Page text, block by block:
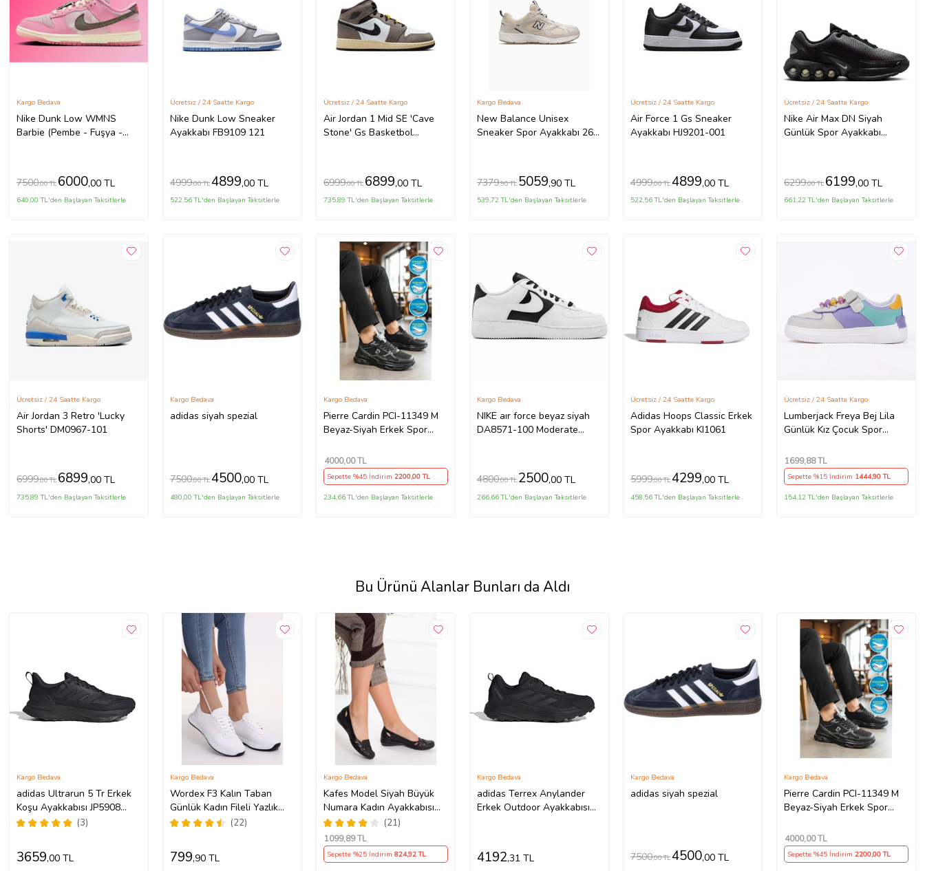
Nike Dunk Low WMNS
Barbie (Pembe - Fuşya -
Kargo Bedava
7500,00 TL 6000,00 TL
640,00 TL'den Başlayan Taksitlerle
Nike Dunk Low Sneaker
Ayakkabı FB9109 121
Ücretsiz / 24 Saatte Kargo
4999,00 TL4899,00 TL
522,56 TL'den Başlayan Taksitlerle
Air Jordan 1 Mid SE 'Cave
Stone' Gs Basketbol
Ücretsiz / 24 Saatte Kargo
6999,00 TL 6899,00 TL
735,89 TL'den Başlayan Taksitlerle
New Balance Unisex
Sneaker Spor Ayakkabı 26y
Kargo Bedava
7379,90 TL 5059,90 TL
539,72 TL'den Başlayan Taksitlerle
Air Force 1 Gs Sneaker
Ayakkabı HJ9201-001
Ücretsiz / 24 Saatte Kargo
4999,00 TL4899,00 TL
522,56 TL'den Başlayan Taksitlerle
Nike Air Max DN Siyah
Günlük Spor Ayakkabı
Ücretsiz / 24 Saatte Kargo
6299,00 TL 6199,00 TL
661,22 TL'den Başlayan Taksitlerle
Air Jordan 3 Retro 'Lucky
Shorts' DM0967-101
Ücretsiz / 24 Saatte Kargo
6999,00 TL 6899,00 TL
735,89 TL'den Başlayan Taksitlerle
adidas siyah spezial
Kargo Bedava
7500,00 TL4500,00 TL
480,00 TL'den Başlayan Taksitlerle
Pierre Cardin PCI-11349 M
Beyaz-Siyah Erkek Spor
Kargo Bedava
4000,00 TL
Sepette %45 İndirim 2200,00 TL
234,66 TL'den Başlayan Taksitlerle
NIKE aır force beyaz siyah
DA8571-100 Moderate
Kargo Bedava
4800,00 TL 2500,00 TL
266,66 TL'den Başlayan Taksitlerle
Adidas Hoops Classic Erkek
Spor Ayakkabı KI1061
Ücretsiz / 24 Saatte Kargo
5999,00 TL4299,00 TL
458,56 TL'den Başlayan Taksitlerle
Lumberjack Freya Bej Lila
Günlük Kız Çocuk Spor
Ücretsiz / 24 Saatte Kargo
1699,88 TL
Sepette %15 İndirim 1444,90 TL
154,12 TL'den Başlayan Taksitlerle
Bu Ürünü Alanlar Bunları da Aldı
adidas Ultrarun 5 Tr Erkek
Koşu Ayakkabısı JP5908
Siyah
(3)
Kargo Bedava
3659,00 TL
Wordex F3 Kalın Taban
Günlük Kadın Fileli Yazlık
Sneaker Spor Ayakkabı
(22)
Kargo Bedava
799,90 TL
Kafes Model Siyah Büyük
Numara Kadın Ayakkabısı
Günlük
(21)
Kargo Bedava
1099,89 TL
Sepette %25 İndirim 824,92 TL
adidas Terrex Anylander
Erkek Outdoor Ayakkabısı
Kargo Bedava
4192,31 TL
adidas siyah spezial
Kargo Bedava
7500,00 TL4500,00 TL
Pierre Cardin PCI-11349 M
Beyaz-Siyah Erkek Spor
Kargo Bedava
4000,00 TL
Sepette %45 İndirim2200,00 TL